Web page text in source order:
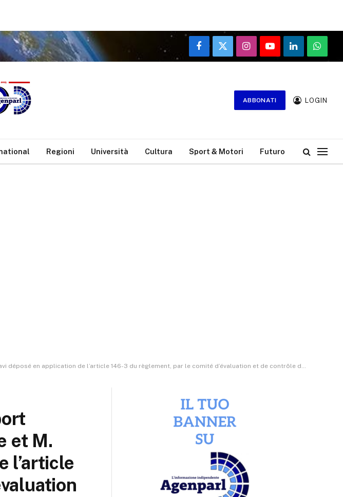
Facebook
X
(Twitter)
InstagramYouTubeLinkedIn
ABBONATI LOGIN
Regioni Università Cultura Sport & Motori Futuro
et de contrôle des politiques publiques sur la mise en oeuvre des conclusions du rapport d’information du 22 juillet 2020 sur l’évaluation de l’accès à l’enseignement supérieur
et M.
l’article